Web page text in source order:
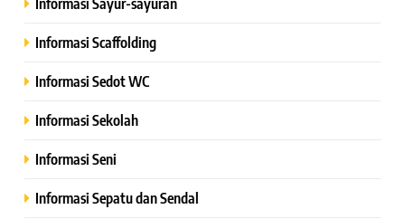
Informasi Scaffolding
Informasi Sedot WC
Informasi Sekolah
Informasi Seni
Informasi Sepatu dan Sendal